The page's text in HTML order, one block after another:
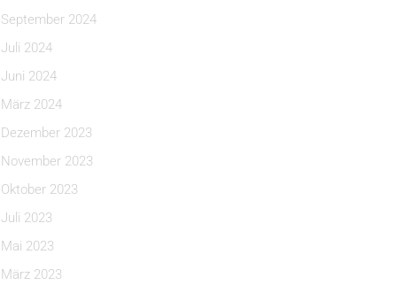
September 2024
Juli 2024
Juni 2024
März 2024
Dezember 2023
November 2023
Oktober 2023
Juli 2023
Mai 2023
März 2023